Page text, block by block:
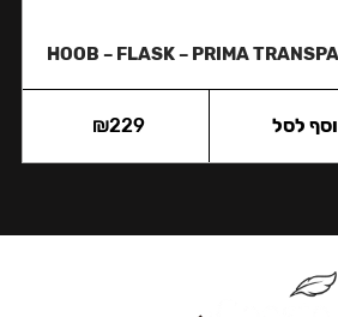
HOOB – FLASK – PRIMA
₪229 לסל